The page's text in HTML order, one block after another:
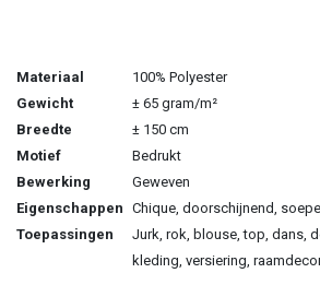
Materiaal
100% Polyester
Gewicht
± 65 gram/m²
Breedte
± 150 cm
Motief
Bedrukt
Bewerking
Geweven
Eigenschappen Chique, doorschijnend,
Toepassingen
Jurk, rok, blouse, top, dans,
kleding, versiering,